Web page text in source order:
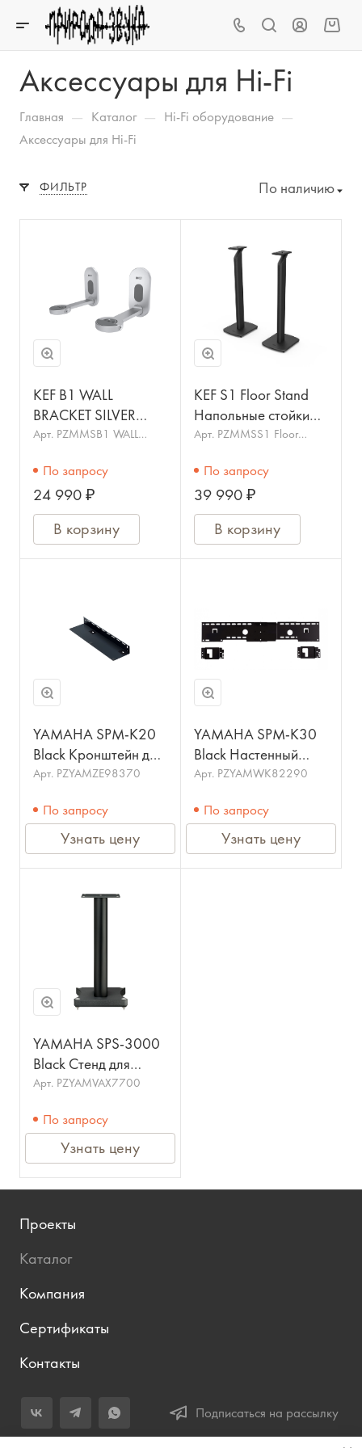
Аксессуары для Hi-Fi
Главная — Каталог — Hi-Fi оборудование —
Аксессуары для Hi-Fi
ФИЛЬТР По наличию
KEF B1 WALL
BRACKET SILVER
(SP4015GA) -
Арт. PZMMSB1 WALL
По запросу
24 990 ₽
В корзину
KEF S1 Floor Stand
Напольные стойки
для акустических
Арт. PZMMSS1 Floor
По запросу
39 990 ₽
В корзину
YAMAHA SPM-K20
Black Кронштейн для
настенного монтажа
проектора Yamaha
YSP-2700
Арт. PZYAMZE98370
По запросу
Узнать цену
YAMAHA SPM-K30
Black Настенный
крепёж для
Звукового
Проектора Yamaha
YSP-5600
Арт. PZYAMWK82290
По запросу
Узнать цену
YAMAHA SPS-3000
Black Стенд для
полочной акустики
Арт. PZYAMVAX7700
По запросу
Узнать цену
Проекты
Каталог
Компания
Сертификаты
Контакты
Подписаться на рассылку